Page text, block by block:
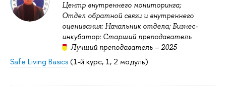
Центр внутреннего мониторинга;
Отдел обратной связи и внутреннего
оценивания: Начальник отдела; Бизнес-
инкубатор: Старший преподаватель
Лучший преподаватель – 2025
Safe Living Basics(1-й курс, 1, 2 модуль)